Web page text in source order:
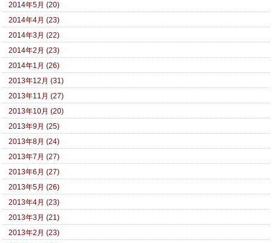
2014年5月 (20)
2014年4月 (23)
2014年3月 (22)
2014年2月 (23)
2014年1月 (26)
2013年12月 (31)
2013年11月 (27)
2013年10月 (20)
2013年9月 (25)
2013年8月 (24)
2013年7月 (27)
2013年6月 (27)
2013年5月 (26)
2013年4月 (23)
2013年3月 (21)
2013年2月 (23)